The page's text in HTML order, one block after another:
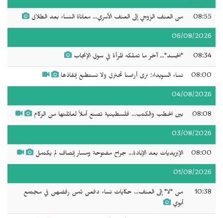
08:55 من العنف الزوجي إلى العنف الأسري... معاناة النساء بعد الطلاق
06/08/2026
08:34 "الجسد"... آخر ما تملكه المرأة في سوق الإنجاب
08:00 نساء السويداء: نرى أرضنا تحترق ولا نستطيع إنقاذها
04/08/2026
08:08 بين الحطب والكتب... فلسطينية تصنع أملاً لعائلتها من الركام
03/08/2026
08:00 الإيزيديات بعد الإبادة... جراح مفتوحة ومسار إنصاف لم يكتمل
01/08/2026
10:38
من "لا" إلى العنف... حكايات نساء دفعن ثمن رفضهن في مجتمع
أبوي